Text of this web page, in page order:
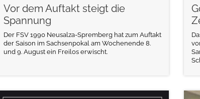
Vor dem Auftakt steigt die
Spannung
Der FSV 1990 Neusalza-Spremberg hat zum Auftakt
der Saison im Sachsenpokal am Wochenende 8.
und 9. August ein Freilos erwischt.